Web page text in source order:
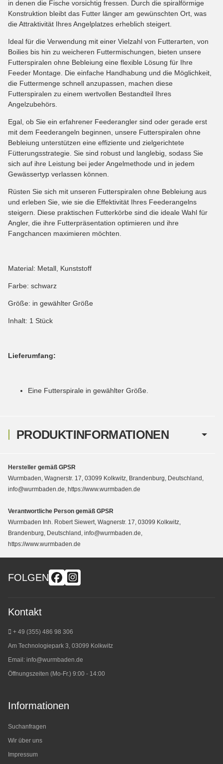
PRODUKTINFORMATIONEN
in denen die Fische vorsichtig fressen. Durch die spiralförmige
Konstruktion bleibt das Futter länger am gewünschten Ort, was
die Attraktivität Ihres Angelplatzes erheblich steigert.
Ideal für die Verwendung mit einer Vielzahl von Futterarten, von
Boilies bis hin zu weicheren Futtermischungen, bieten unsere
Futterspiralen ohne Bebleiung eine flexible Lösung für Ihre
Feeder Montage. Die einfache Handhabung und die Möglichkeit,
die Futtermenge schnell anzupassen, machen diese
Futterspiralen zu einem wertvollen Bestandteil Ihres
Angelzubehörs.
Egal, ob Sie ein erfahrener Feederangler sind oder gerade erst
mit dem Feederangeln beginnen, unsere Futterspiralen ohne
Bebleiung unterstützen eine effiziente und zielgerichtete
Fütterungsstrategie. Sie sind robust und langlebig, sodass Sie
sich auf ihre Leistung bei jeder Angelmethode und in jedem
Gewässertyp verlassen können.
Rüsten Sie sich mit unseren Futterspiralen ohne Bebleiung aus
und erleben Sie, wie sie die Effektivität Ihres Feederangelns
steigern. Diese praktischen Futterkörbe sind die ideale Wahl für
Angler, die ihre Futterpräsentation optimieren und ihre
Fangchancen maximieren möchten.
Material: Metall, Kunststoff
Farbe: schwarz
Größe: in gewählter Größe
Inhalt: 1 Stück
Lieferumfang:
Eine Futterspirale in gewählter Größe.
Hersteller gemäß GPSR
Wurmbaden, Wagnerstr. 17, 03099 Kolkwitz, Brandenburg, Deutschland,
info@wurmbaden.de, https://www.wurmbaden.de
Verantwortliche Person gemäß GPSR
Wurmbaden Inh. Robert Siewert, Wagnerstr. 17, 03099 Kolkwitz,
Brandenburg, Deutschland, info@wurmbaden.de,
https://www.wurmbaden.de
FOLGEN
Kontakt
+ 49 (355) 486 98 306
Am Technologiepark 3, 03099 Kolkwitz
Email: info@wurmbaden.de
Öffnungszeiten (Mo-Fr.) 9:00 - 14:00
Informationen
Suchanfragen
Wir über uns
Impressum